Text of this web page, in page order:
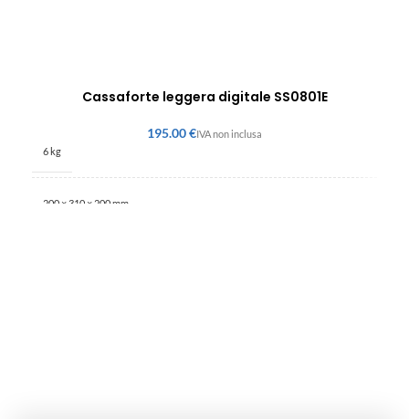
Cassaforte leggera digitale SS0801E
€
6 kg
200 × 310 × 200 mm